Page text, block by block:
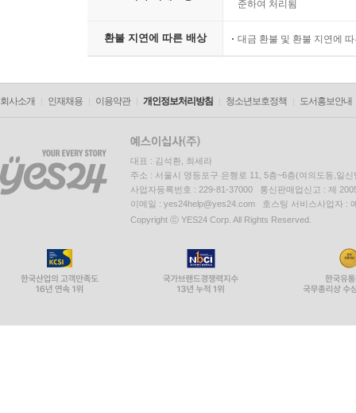
준하여 처리됨
환불 지연에 따른 배상 대금 환불 및 환불 지연에
회사소개 인재채용 이용약관 개인정보처리방침 청소년보호정책 도서홍보안내
대표 : 김석환, 최세라
주소 : 서울시 영등포구 은행로 11, 5층~6층(여의도동,일신
사업자등록번호 : 229-81-37000 통신판매업신고 : 제
이메일 : yes24help@yes24.com 호스팅 서비스사업자 :
Copyright ⓒ YES24 Corp. All Rights Reserved.